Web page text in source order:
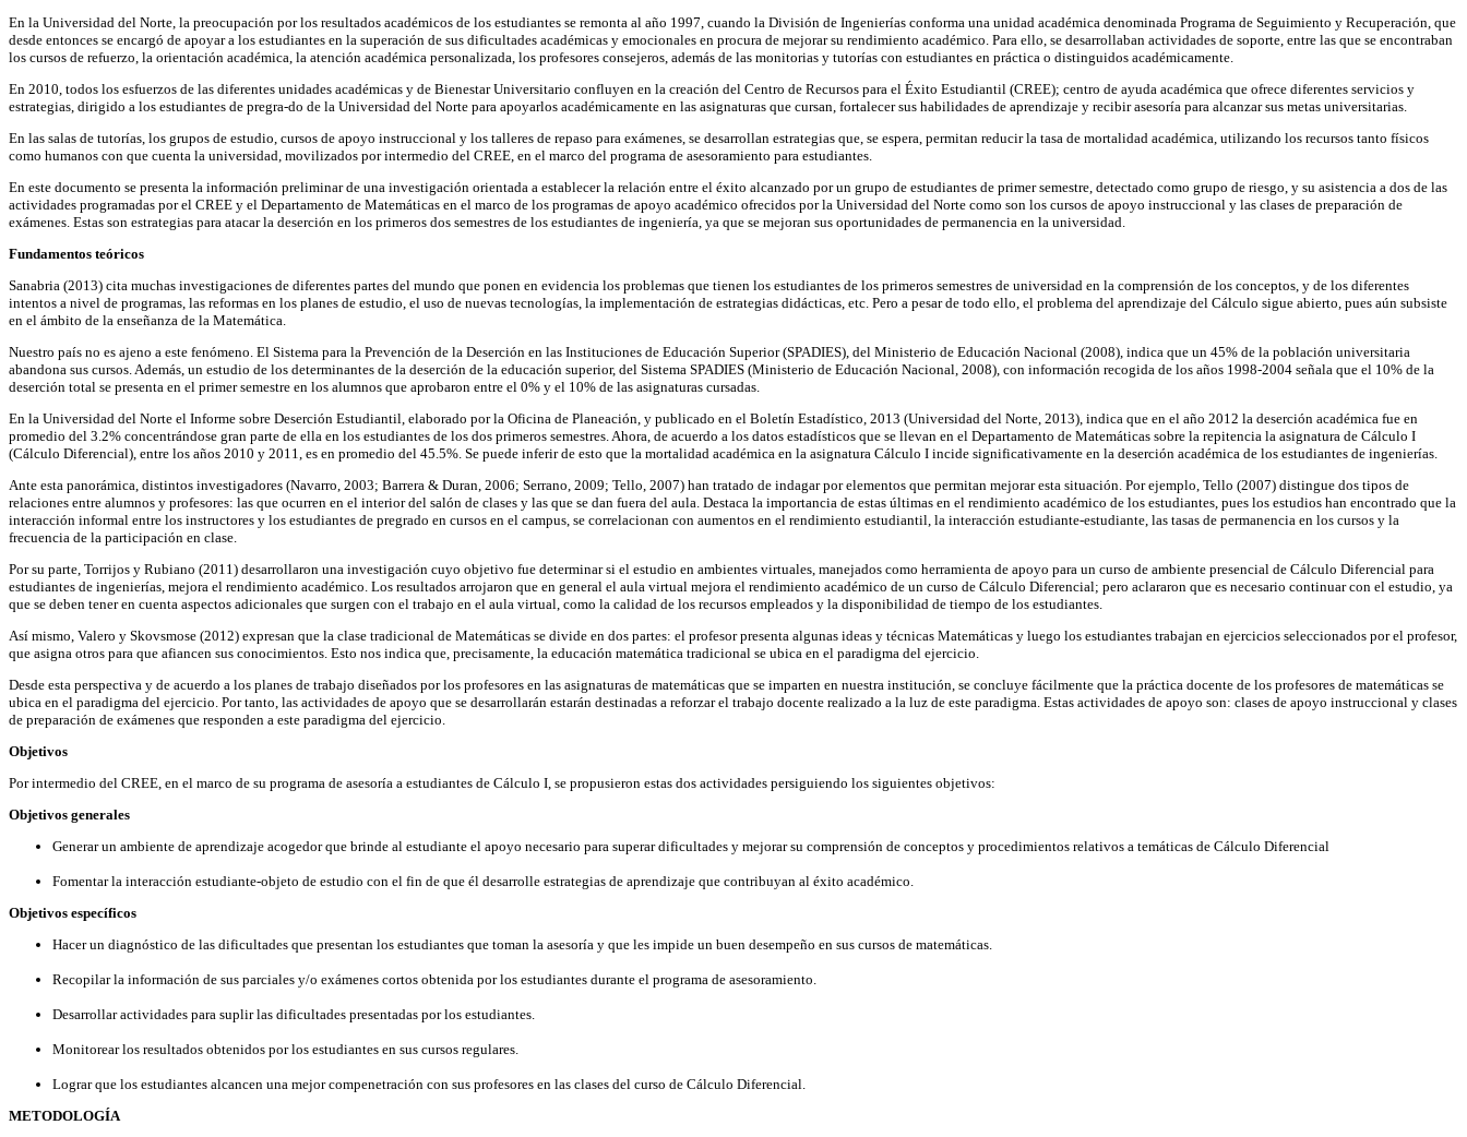
En la Universidad del Norte, la preocupación por los resultados académicos de los estudiantes se remonta al año 1997, cuando la División de Ingenierías conforma una unidad académica denominada Programa de Seguimiento y Recuperación, que
desde entonces se encargó de apoyar a los estudiantes en la superación de sus dificultades académicas y emocionales en procura de mejorar su rendimiento académico. Para ello, se desarrollaban actividades de soporte, entre las que se encontraban
los cursos de refuerzo, la orientación académica, la atención académica personalizada, los profesores consejeros, además de las monitorias y tutorías con estudiantes en práctica o distinguidos académicamente.
En 2010, todos los esfuerzos de las diferentes unidades académicas y de Bienestar Universitario confluyen en la creación del Centro de Recursos para el Éxito Estudiantil (CREE); centro de ayuda académica que ofrece diferentes servicios y
estrategias, dirigido a los estudiantes de pregra-do de la Universidad del Norte para apoyarlos académicamente en las asignaturas que cursan, fortalecer sus habilidades de aprendizaje y recibir asesoría para alcanzar sus metas universitarias.
En las salas de tutorías, los grupos de estudio, cursos de apoyo instruccional y los talleres de repaso para exámenes, se desarrollan estrategias que, se espera, permitan reducir la tasa de mortalidad académica, utilizando los recursos tanto físicos
como humanos con que cuenta la universidad, movilizados por intermedio del CREE, en el marco del programa de asesoramiento para estudiantes.
En este documento se presenta la información preliminar de una investigación orientada a establecer la relación entre el éxito alcanzado por un grupo de estudiantes de primer semestre, detectado como grupo de riesgo, y su asistencia a dos de las
actividades programadas por el CREE y el Departamento de Matemáticas en el marco de los programas de apoyo académico ofrecidos por la Universidad del Norte como son los cursos de apoyo instruccional y las clases de preparación de
exámenes. Estas son estrategias para atacar la deserción en los primeros dos semestres de los estudiantes de ingeniería, ya que se mejoran sus oportunidades de permanencia en la universidad.
Fundamentos teóricos
Sanabria (2013) cita muchas investigaciones de diferentes partes del mundo que ponen en evidencia los problemas que tienen los estudiantes de los primeros semestres de universidad en la comprensión de los conceptos, y de los diferentes
intentos a nivel de programas, las reformas en los planes de estudio, el uso de nuevas tecnologías, la implementación de estrategias didácticas, etc. Pero a pesar de todo ello, el problema del aprendizaje del Cálculo sigue abierto, pues aún subsiste
en el ámbito de la enseñanza de la Matemática.
Nuestro país no es ajeno a este fenómeno. El Sistema para la Prevención de la Deserción en las Instituciones de Educación Superior (SPADIES), del Ministerio de Educación Nacional (2008), indica que un 45% de la población universitaria
abandona sus cursos. Además, un estudio de los determinantes de la deserción de la educación superior, del Sistema SPADIES (Ministerio de Educación Nacional, 2008), con información recogida de los años 1998-2004 señala que el 10% de la
deserción total se presenta en el primer semestre en los alumnos que aprobaron entre el 0% y el 10% de las asignaturas cursadas.
En la Universidad del Norte el Informe sobre Deserción Estudiantil, elaborado por la Oficina de Planeación, y publicado en el Boletín Estadístico, 2013 (Universidad del Norte, 2013), indica que en el año 2012 la deserción académica fue en
promedio del 3.2% concentrándose gran parte de ella en los estudiantes de los dos primeros semestres. Ahora, de acuerdo a los datos estadísticos que se llevan en el Departamento de Matemáticas sobre la repitencia la asignatura de Cálculo I
(Cálculo Diferencial), entre los años 2010 y 2011, es en promedio del 45.5%. Se puede inferir de esto que la mortalidad académica en la asignatura Cálculo I incide significativamente en la deserción académica de los estudiantes de ingenierías.
Ante esta panorámica, distintos investigadores (Navarro, 2003; Barrera & Duran, 2006; Serrano, 2009; Tello, 2007) han tratado de indagar por elementos que permitan mejorar esta situación. Por ejemplo, Tello (2007) distingue dos tipos de
relaciones entre alumnos y profesores: las que ocurren en el interior del salón de clases y las que se dan fuera del aula. Destaca la importancia de estas últimas en el rendimiento académico de los estudiantes, pues los estudios han encontrado que la
interacción informal entre los instructores y los estudiantes de pregrado en cursos en el campus, se correlacionan con aumentos en el rendimiento estudiantil, la interacción estudiante-estudiante, las tasas de permanencia en los cursos y la
frecuencia de la participación en clase.
Por su parte, Torrijos y Rubiano (2011) desarrollaron una investigación cuyo objetivo fue determinar si el estudio en ambientes virtuales, manejados como herramienta de apoyo para un curso de ambiente presencial de Cálculo Diferencial para
estudiantes de ingenierías, mejora el rendimiento académico. Los resultados arrojaron que en general el aula virtual mejora el rendimiento académico de un curso de Cálculo Diferencial; pero aclararon que es necesario continuar con el estudio, ya
que se deben tener en cuenta aspectos adicionales que surgen con el trabajo en el aula virtual, como la calidad de los recursos empleados y la disponibilidad de tiempo de los estudiantes.
Así mismo, Valero y Skovsmose (2012) expresan que la clase tradicional de Matemáticas se divide en dos partes: el profesor presenta algunas ideas y técnicas Matemáticas y luego los estudiantes trabajan en ejercicios seleccionados por el profesor,
que asigna otros para que afiancen sus conocimientos. Esto nos indica que, precisamente, la educación matemática tradicional se ubica en el paradigma del ejercicio.
Desde esta perspectiva y de acuerdo a los planes de trabajo diseñados por los profesores en las asignaturas de matemáticas que se imparten en nuestra institución, se concluye fácilmente que la práctica docente de los profesores de matemáticas se
ubica en el paradigma del ejercicio. Por tanto, las actividades de apoyo que se desarrollarán estarán destinadas a reforzar el trabajo docente realizado a la luz de este paradigma. Estas actividades de apoyo son: clases de apoyo instruccional y clases
de preparación de exámenes que responden a este paradigma del ejercicio.
Objetivos
Por intermedio del CREE, en el marco de su programa de asesoría a estudiantes de Cálculo I, se propusieron estas dos actividades persiguiendo los siguientes objetivos:
Objetivos generales
Generar un ambiente de aprendizaje acogedor que brinde al estudiante el apoyo necesario para superar dificultades y mejorar su comprensión de conceptos y procedimientos relativos a temáticas de Cálculo Diferencial
Fomentar la interacción estudiante-objeto de estudio con el fin de que él desarrolle estrategias de aprendizaje que contribuyan al éxito académico.
Objetivos específicos
Hacer un diagnóstico de las dificultades que presentan los estudiantes que toman la asesoría y que les impide un buen desempeño en sus cursos de matemáticas.
Recopilar la información de sus parciales y/o exámenes cortos obtenida por los estudiantes durante el programa de asesoramiento.
Desarrollar actividades para suplir las dificultades presentadas por los estudiantes.
Monitorear los resultados obtenidos por los estudiantes en sus cursos regulares.
Lograr que los estudiantes alcancen una mejor compenetración con sus profesores en las clases del curso de Cálculo Diferencial.
METODOLOGÍA